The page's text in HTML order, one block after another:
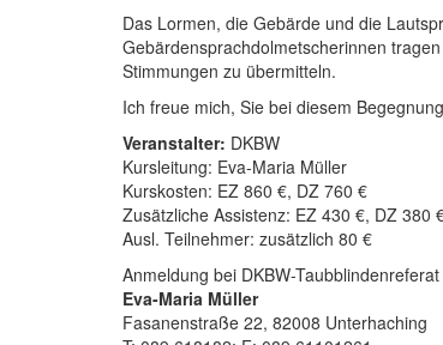
Das Lormen, die Gebärde und die
Gebärdensprachdolmetscherinnen
Stimmungen zu übermitteln.
Ich freue mich, Sie bei diesem
Veranstalter: DKBW
Kursleitung: Eva-Maria Müller
Kurskosten: EZ 860 €, DZ 760 €
Zusätzliche Assistenz: EZ 430 €, DZ 380
Ausl. Teilnehmer: zusätzlich 80 €
Anmeldung bei DKBW-Taubblindenreferat
Eva-Maria Müller
Fasanenstraße 22, 82008 Unterhaching